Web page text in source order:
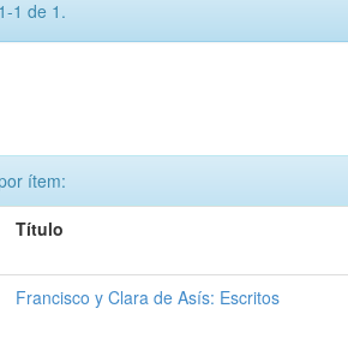
1 de 1.
ítem:
Título
Francisco y Clara de Asís: Escritos